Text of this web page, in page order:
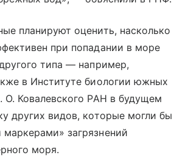
планируют оценить, насколько
при попадании в море
типа — например,
в Институте биологии южных
Ковалевского РАН в будущем
других видов, которые могли бы
загрязнений
моря.